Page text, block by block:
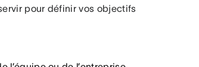
pour définir vos objectifs